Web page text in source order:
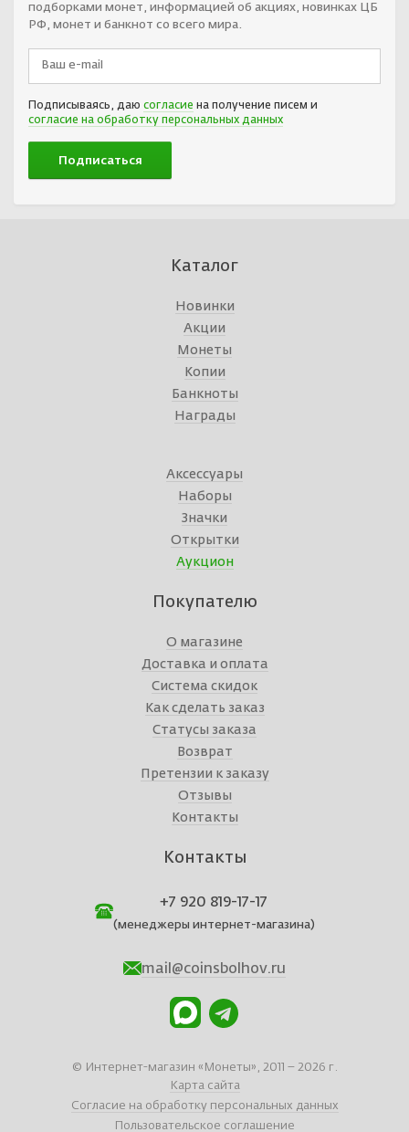
подборками монет, информацией об акциях, новинках ЦБ
РФ, монет и банкнот со всего мира.
Подписываясь, даю согласие на получение писем и
согласие на обработку персональных данных
Каталог
Новинки
Акции
Монеты
Копии
Банкноты
Награды
Аксессуары
Наборы
Значки
Открытки
Аукцион
Покупателю
О магазине
Доставка и оплата
Система скидок
Как сделать заказ
Статусы заказа
Возврат
Претензии к заказу
Отзывы
Контакты
Контакты
+7 920 819-17-17
(менеджеры интернет-магазина)
mail@coinsbolhov.ru
© Интернет-магазин «Монеты», 2011 – 2026 г.
Карта сайта
Согласие на обработку персональных данных
Пользовательское соглашение